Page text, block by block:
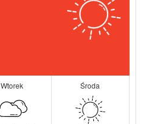
Wtorek Środa